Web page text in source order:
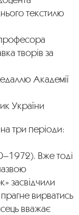
текстилю
творів за
Академії
України
три періоди:
Вже тоді
засвідчили
вирватись
вважає